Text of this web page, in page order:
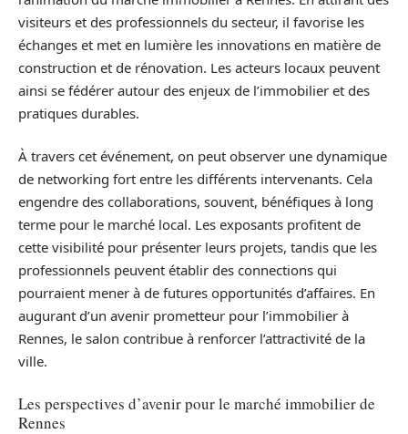
visiteurs et des professionnels du secteur, il favorise les
échanges et met en lumière les innovations en matière de
construction et de rénovation. Les acteurs locaux peuvent
ainsi se fédérer autour des enjeux de l’immobilier et des
pratiques durables.
À travers cet événement, on peut observer une dynamique
de networking fort entre les différents intervenants. Cela
engendre des collaborations, souvent, bénéfiques à long
terme pour le marché local. Les exposants profitent de
cette visibilité pour présenter leurs projets, tandis que les
professionnels peuvent établir des connections qui
pourraient mener à de futures opportunités d’affaires. En
augurant d’un avenir prometteur pour l’immobilier à
Rennes, le salon contribue à renforcer l’attractivité de la
ville.
Les perspectives d’avenir pour le marché immobilier de
Rennes